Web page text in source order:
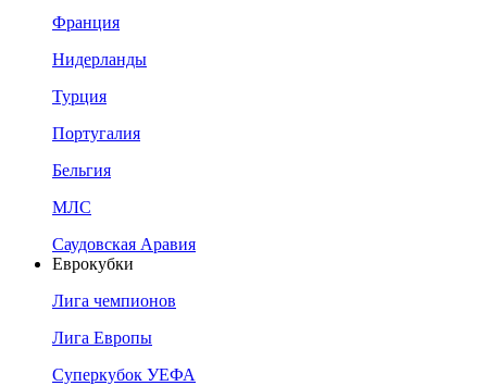
Франция
Нидерланды
Турция
Португалия
Бельгия
МЛС
Саудовская Аравия
Еврокубки
Лига чемпионов
Лига Европы
Суперкубок УЕФА